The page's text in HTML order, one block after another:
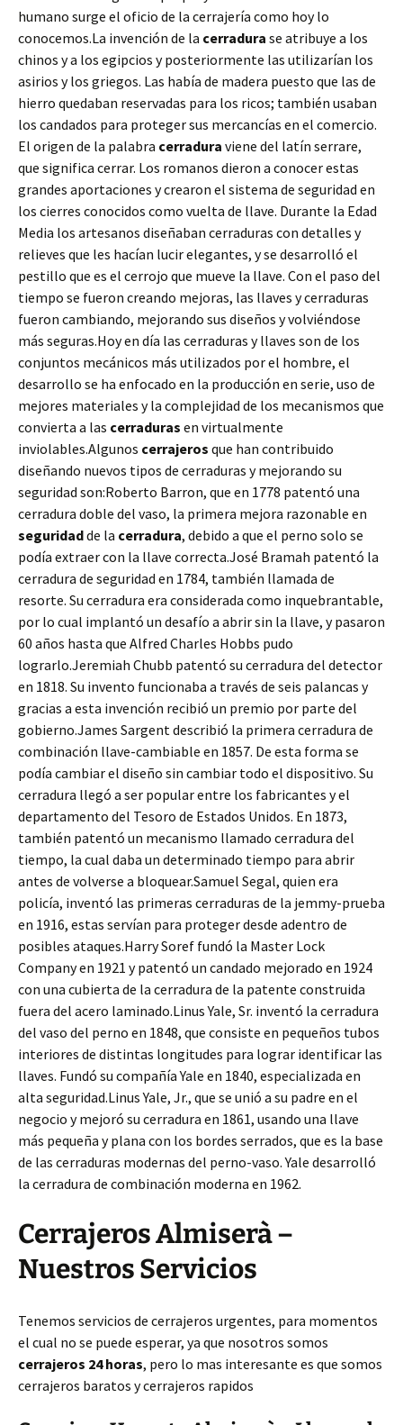
humano surge el oficio de la cerrajería como hoy lo
conocemos.La invención de la cerradura se atribuye a los
chinos y a los egipcios y posteriormente las utilizarían los
asirios y los griegos. Las había de madera puesto que las de
hierro quedaban reservadas para los ricos; también usaban
los candados para proteger sus mercancías en el comercio.
El origen de la palabra cerradura viene del latín serrare,
que significa cerrar. Los romanos dieron a conocer estas
grandes aportaciones y crearon el sistema de seguridad en
los cierres conocidos como vuelta de llave. Durante la Edad
Media los artesanos diseñaban cerraduras con detalles y
relieves que les hacían lucir elegantes, y se desarrolló el
pestillo que es el cerrojo que mueve la llave. Con el paso del
tiempo se fueron creando mejoras, las llaves y cerraduras
fueron cambiando, mejorando sus diseños y volviéndose
más seguras.Hoy en día las cerraduras y llaves son de los
conjuntos mecánicos más utilizados por el hombre, el
desarrollo se ha enfocado en la producción en serie, uso de
mejores materiales y la complejidad de los mecanismos que
convierta a las cerraduras en virtualmente
inviolables.Algunos cerrajeros que han contribuido
diseñando nuevos tipos de cerraduras y mejorando su
seguridad son:Roberto Barron, que en 1778 patentó una
cerradura doble del vaso, la primera mejora razonable en
seguridadde la cerradura, debido a que el perno solo se
podía extraer con la llave correcta.José Bramah patentó la
cerradura de seguridad en 1784, también llamada de
resorte. Su cerradura era considerada como inquebrantable,
por lo cual implantó un desafío a abrir sin la llave, y pasaron
60 años hasta que Alfred Charles Hobbs pudo
lograrlo.Jeremiah Chubb patentó su cerradura del detector
en 1818. Su invento funcionaba a través de seis palancas y
gracias a esta invención recibió un premio por parte del
gobierno.James Sargent describió la primera cerradura de
combinación llave-cambiable en 1857. De esta forma se
podía cambiar el diseño sin cambiar todo el dispositivo. Su
cerradura llegó a ser popular entre los fabricantes y el
departamento del Tesoro de Estados Unidos. En 1873,
también patentó un mecanismo llamado cerradura del
tiempo, la cual daba un determinado tiempo para abrir
antes de volverse a bloquear.Samuel Segal, quien era
policía, inventó las primeras cerraduras de la jemmy-prueba
en 1916, estas servían para proteger desde adentro de
posibles ataques.Harry Soref fundó la Master Lock
Company en 1921 y patentó un candado mejorado en 1924
con una cubierta de la cerradura de la patente construida
fuera del acero laminado.Linus Yale, Sr. inventó la cerradura
del vaso del perno en 1848, que consiste en pequeños tubos
interiores de distintas longitudes para lograr identificar las
llaves. Fundó su compañía Yale en 1840, especializada en
alta seguridad.Linus Yale, Jr., que se unió a su padre en el
negocio y mejoró su cerradura en 1861, usando una llave
más pequeña y plana con los bordes serrados, que es la base
de las cerraduras modernas del perno-vaso. Yale desarrolló
la cerradura de combinación moderna en 1962.
Cerrajeros Almiserà –
Nuestros Servicios
Tenemos servicios de cerrajeros urgentes, para momentos
el cual no se puede esperar, ya que nosotros somos
cerrajeros 24 horas, pero lo mas interesante es que somos
cerrajeros baratos y cerrajeros rapidos